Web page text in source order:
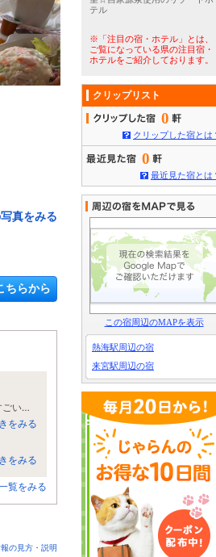
真をみる
ちらから
お部屋が一人6000円と安くお風呂も付いていてバルコニーも付いていてそのバルコニーから見える熱海の景色はすごい綺麗です！！近くに熱海サンビーチがあり歩いて行けて立地もほんとによかったです！！接客もほんとに丁寧で駐車場の説明もわざわざホテルから出てきてもらって案内してもらってほんとに素敵で丁寧でした！！ ほんとまた泊まりたいホテルです！！
をみる
をみる
覧をみる
の見方・説明
テル
※「注目の宿・ホテル」とは、
ご覧になっている県の注目宿・
ホテルをご紹介しております。
クリップリスト
0
クリップした宿とは
0
最近見た宿とは
この宿周辺のMAPを表示
熱海駅周辺の宿
来宮駅周辺の宿